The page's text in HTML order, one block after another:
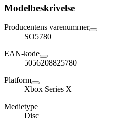
Modelbeskrivelse
Producentens varenummer
SO5780
EAN-kode
5056208825780
Platform
Xbox Series X
Medietype
Disc